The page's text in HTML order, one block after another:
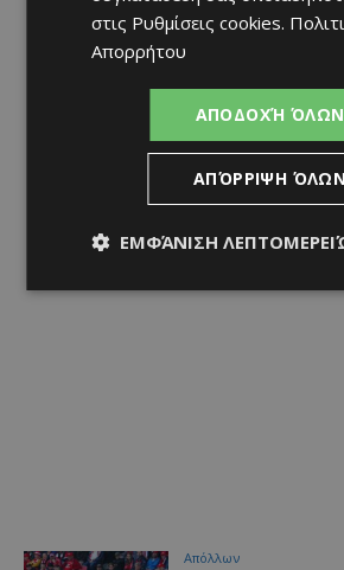
Απόλλων
στις Ρυθμίσεις cookies.
Απορρήτου
ΑΠΟΔΟΧΉ ΌΛΩΝ
ΑΠΌΡΡΙΨΗ ΌΛΩΝ
ΕΜΦΆΝΙΣΗ